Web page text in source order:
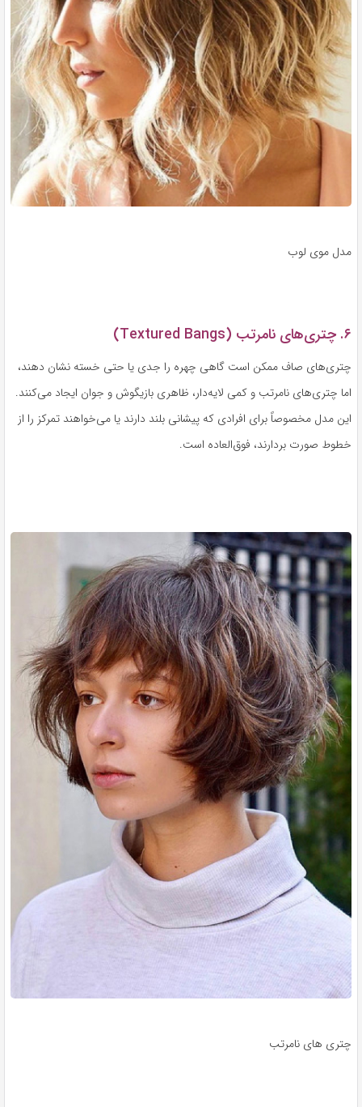
مدل موی لوب
۶. چتری‌های نامرتب (Textured Bangs)
چتری‌های صاف ممکن است گاهی چهره را جدی یا حتی خسته نشان دهند،
اما چتری‌های نامرتب و کمی لایه‌دار، ظاهری بازیگوش و جوان ایجاد می‌کنند.
این مدل مخصوصاً برای افرادی که پیشانی بلند دارند یا می‌خواهند تمرکز را از
خطوط صورت بردارند، فوق‌العاده است.
چتری های نامرتب